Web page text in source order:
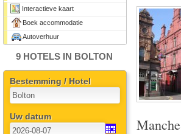
Interactieve kaart
Boek accommodatie
Autoverhuur
9 HOTELS IN BOLTON
Bestemming / Hotel
Uw datum